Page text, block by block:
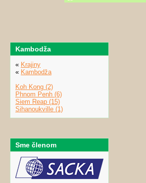
Kambodža
« Krajiny
« Kambodža
Koh Kong (2)
Phnom Penh (6)
Siem Reap (15)
Sihanoukville (1)
Sme členom